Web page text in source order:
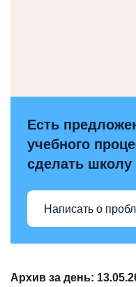
Есть
учебного
сделать
Написать о
Архив за день: